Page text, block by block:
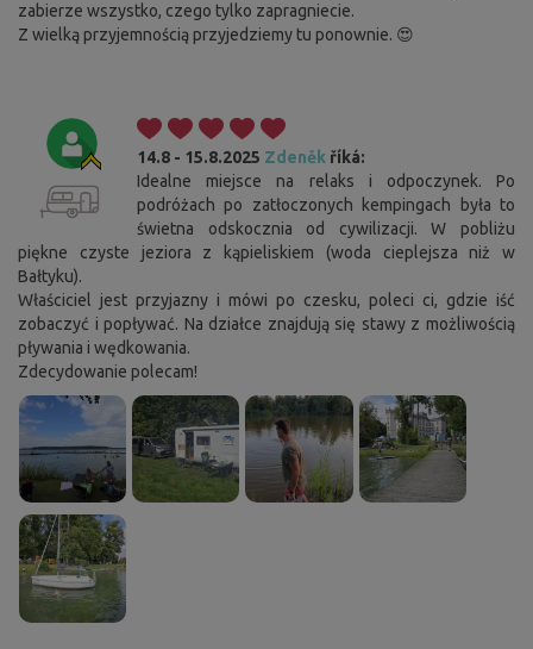
zabierze wszystko, czego tylko zapragniecie.
Z wielką przyjemnością przyjedziemy tu ponownie. 😍
14.8 - 15.8.2025 Zdeněk říká:
Idealne miejsce na relaks i odpoczynek. Po
podróżach po zatłoczonych kempingach była to
świetna odskocznia od cywilizacji. W pobliżu
piękne czyste jeziora z kąpieliskiem (woda cieplejsza niż w
Bałtyku).
Właściciel jest przyjazny i mówi po czesku, poleci ci, gdzie iść
zobaczyć i popływać. Na działce znajdują się stawy z możliwością
pływania i wędkowania.
Zdecydowanie polecam!